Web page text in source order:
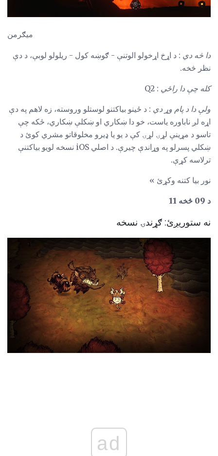
میګرمن
دا څه دي : د اړخ اړخولو الوتنې - ګوښه کول - ریلولو لوبې، د دې
نظر څخه.
کله چې دا راځي : Q2
ولې دا د پام وړ دي : د ځینو بیاکتنو لوستلو وروسته، زه لاهم په دې
اړه لږ ناباوره یاست، خو دا ښکاري او ښکلې ښکاري، ځکه چې
تاسو د مړینې لړۍ لړۍ کې د یو یا ډیرو مخلوقاتو مشري کوئ د
ښکلي پسرلو په وړاندې چیرې. د اصلي iOS نسخه لویو بیاکتنې
ترلاسه کړې.
نور بیا کتنه وکړئ »
د 09 څخه 11
نه ستوریږئ: ګړندۍ نسخه
ad